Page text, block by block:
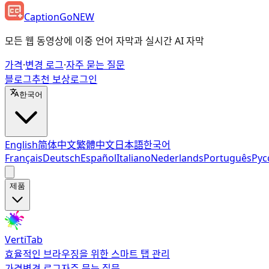
CaptionGoNEW
모든 웹 동영상에 이중 언어 자막과 실시간 AI 자막
가격·변경 로그·자주 묻는 질문
블로그추천 보상로그인
한국어
English简体中文繁體中文日本語한국어
FrançaisDeutschEspañolItalianoNederlandsPortuguês
제품
VertiTab
효율적인 브라우징을 위한 스마트 탭 관리